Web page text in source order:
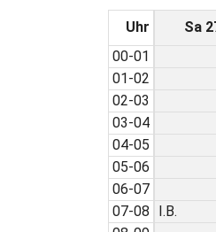
Uhr
00-01
01-02
02-03
03-04
04-05
05-06
06-07
07-08
Sa
I.B.